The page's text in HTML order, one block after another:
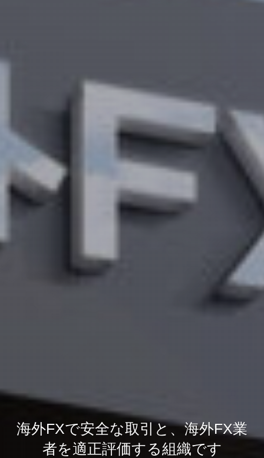
海外FXで安全な取引と、海外FX業
者を適正評価する組織です